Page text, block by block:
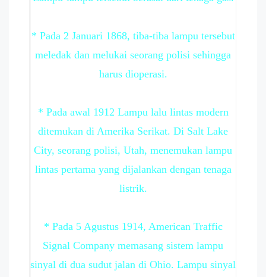
* Pada 2 Januari 1868, tiba-tiba lampu tersebut
meledak dan melukai seorang polisi sehingga
harus dioperasi.
* Pada awal 1912 Lampu lalu lintas modern
ditemukan di Amerika Serikat. Di Salt Lake
City, seorang polisi, Utah, menemukan lampu
lintas pertama yang dijalankan dengan tenaga
listrik.
* Pada 5 Agustus 1914, American Traffic
Signal Company memasang sistem lampu
sinyal di dua sudut jalan di Ohio. Lampu sinyal